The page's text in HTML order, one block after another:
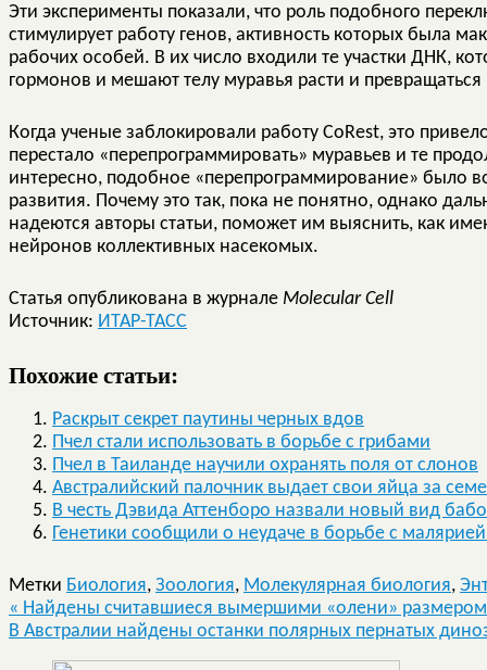
Эти эксперименты показали, что роль подобного
стимулирует работу генов, активность которых была
рабочих особей. В их число входили те участки ДНК,
гормонов и мешают телу муравья расти и превращаться
Когда ученые заблокировали работу CoRest, это
перестало «перепрограммировать» муравьев и те
интересно, подобное «перепрограммирование» было
развития. Почему это так, пока не понятно, однако
надеются авторы статьи, поможет им выяснить, как
нейронов коллективных насекомых.
Статья опубликована в журнале Molecular Cell
Источник: ИТАР-ТАСС
Похожие статьи:
Раскрыт секрет паутины черных вдов
Пчел стали использовать в борьбе с грибами
Пчел в Таиланде научили охранять поля от слонов
Австралийский палочник выдает свои яйца за
В честь Дэвида Аттенборо назвали новый вид
Генетики сообщили о неудаче в борьбе с
Метки Биология, Зоология, Молекулярная биология,
« Найдены считавшиеся вымершими «олени» размером
В Австралии найдены останки полярных пернатых